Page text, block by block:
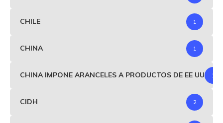
CHILE 1
CHINA 1
CHINA IMPONE ARANCELES A PRODUCTOS DE EE UU 1
CIDH 2